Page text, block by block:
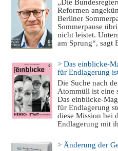
„Die
Reformen
Berliner
Sommerpause
nicht leistet.
am Sprung“, sagt
> Das einblicke-
für Endlagerung
Die Suche nach
Atommüll ist eine
Das einblicke-
für Endlagerung
diese Mission bei
Endlagerung mit
> Änderung der